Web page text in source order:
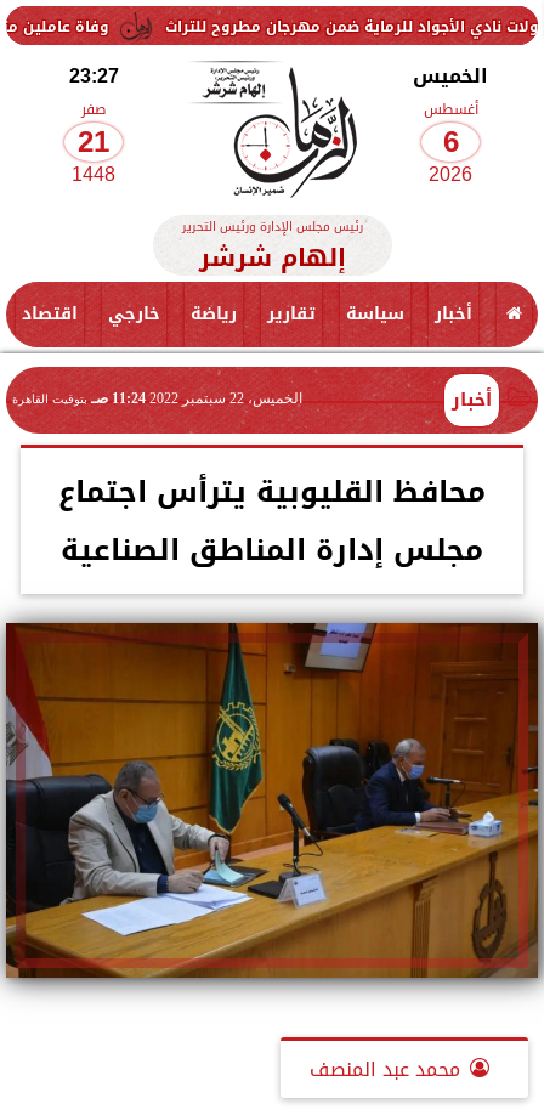
وفاة عاملين متأثرين للرماية ضمن مهرجان مطروح للتراث
الخميس
أغسطس
6
2026
23:27
صفر
21
1448
رئيس مجلس الإدارة ورئيس التحرير
إلهام شرشر
أخبار سياسة تقارير رياضة خارجي اقتصاد
أخبار الخميس، 22 سبتمبر 2022 11:24 صـ بتوقيت القاهرة
محافظ القليوبية يترأس اجتماع
مجلس إدارة المناطق الصناعية
محمد عبد المنصف